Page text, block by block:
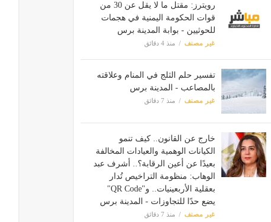
رويترز: مقتل ما لا يقل عن 30 من
قوات الحكومة اليمنية في هجمات
للحوثيين - بوابة المدينة برس
غير مصنف منذ 4 دقائق
تفسير حلم الثلج في المنام وعلاقته
بالمصاعب - المدينة برس
غير مصنف منذ 7 دقائق
خارج عن القانون.. كيف تنمو
الكيانات الوهمية والعيادات المخالفة
بعيدًا عن أعين الرقابة؟.. أشرف عبد
الوهاب: منظومة التراخيص تُدار
بعقلية الأربعينيات.. و"QR Code"
يضع حدًا للتجاوزات - المدينة برس
غير مصنف منذ 7 دقائق